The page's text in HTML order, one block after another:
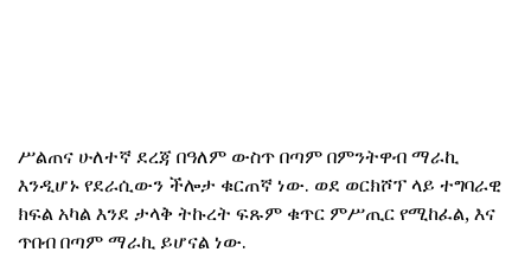
ሥልጠና ሁለተኛ ደረጃ በዓለም ውስጥ በጣም በምንትዋብ ማራኪ
እንዲሆኑ የደራሲውን ችሎታ ቁርጠኛ ነው. ወደ ወርክሾፕ ላይ ተግባራዊ
ክፍል አካል እንደ ታላቅ ትኩረት ፍጹም ቁጥር ምሥጢር የሚከፈል, እና
ጥበብ በጣም ማራኪ ይሆናል ነው.